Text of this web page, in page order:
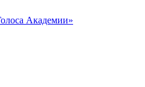
Академии»